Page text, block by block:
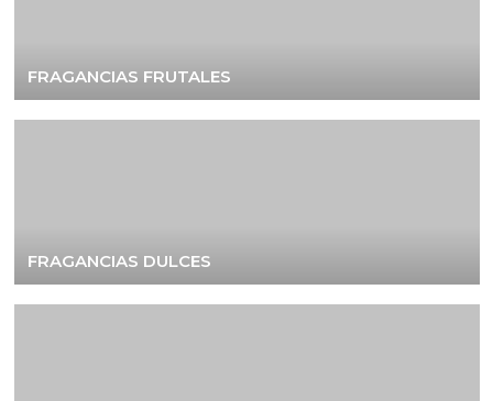
FRAGANCIAS FRUTALES
FRAGANCIAS DULCES